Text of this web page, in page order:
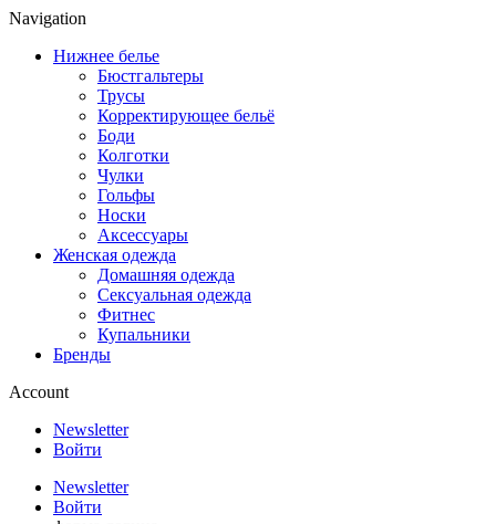
Navigation
Нижнее белье
Бюстгальтеры
Трусы
Корректирующее бельё
Боди
Колготки
Чулки
Гольфы
Носки
Аксессуары
Женская одежда
Домашняя одежда
Сексуальная одежда
Фитнес
Купальники
Бренды
Account
Newsletter
Войти
Newsletter
Войти